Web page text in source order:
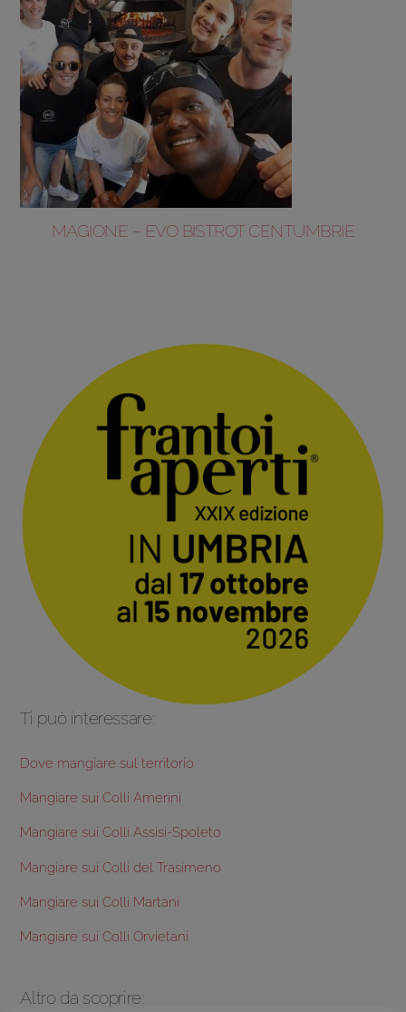
MAGIONE – EVO BISTROT CENTUMBRIE
Ti può interessare:
Dove mangiare sul territorio
Mangiare sui Colli Amerini
Mangiare sui Colli Assisi-Spoleto
Mangiare sui Colli del Trasimeno
Mangiare sui Colli Martani
Mangiare sui Colli Orvietani
Altro da scoprire: